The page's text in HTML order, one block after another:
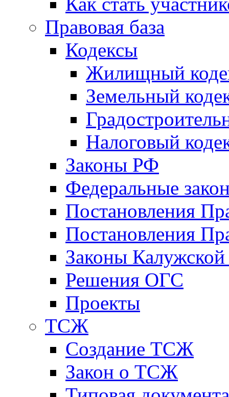
Правовая база
Кодексы
Жилищный
Земельный
Налоговый
Законы РФ
Федеральные
Постановления
Постановления
Законы Калужской
Решения ОГС
Проекты
ТСЖ
Создание ТСЖ
Закон о ТСЖ